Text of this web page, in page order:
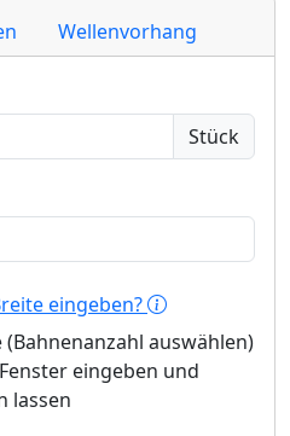
Wellenvorhang
Stück
eingeben?
auswählen)
eingeben und
lassen